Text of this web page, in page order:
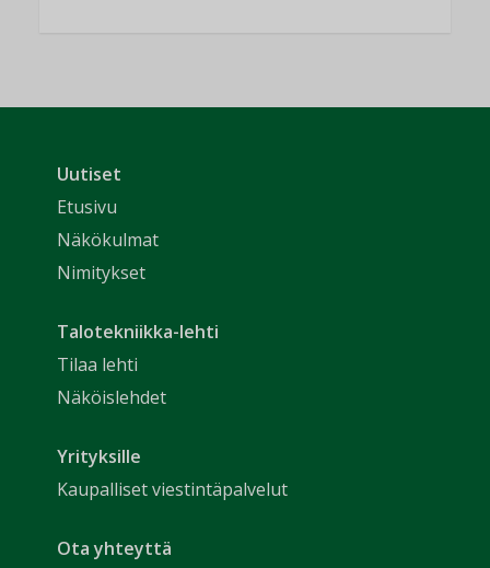
Uutiset
Etusivu
Näkökulmat
Nimitykset
Talotekniikka-lehti
Tilaa lehti
Näköislehdet
Yrityksille
Kaupalliset viestintäpalvelut
Ota yhteyttä